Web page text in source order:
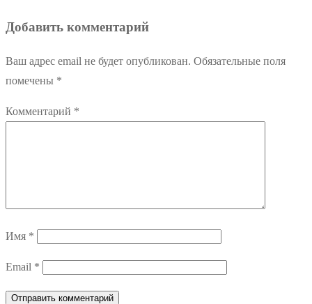
Добавить комментарий
Ваш адрес email не будет опубликован. Обязательные поля
помечены *
Комментарий *
Имя *
Email *